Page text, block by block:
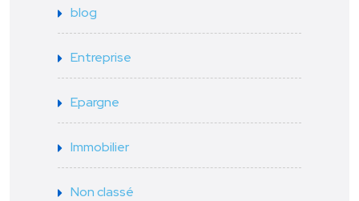
blog
Entreprise
Epargne
Immobilier
Non classé